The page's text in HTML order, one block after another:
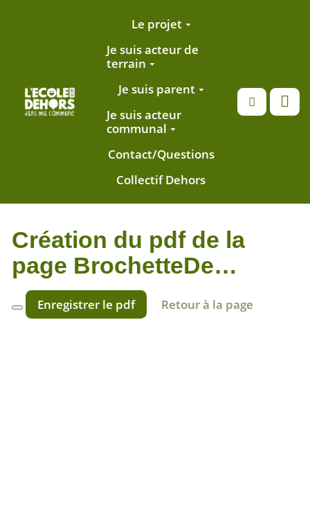
Aller au contenu principalLe projet
Je suis acteur de
terrain
Je suis parent
Je suis acteur
communal
Contact/Questions
Collectif Dehors
Création du pdf de la
page BrochetteDe…
Enregistrer le pdf Retour à la page